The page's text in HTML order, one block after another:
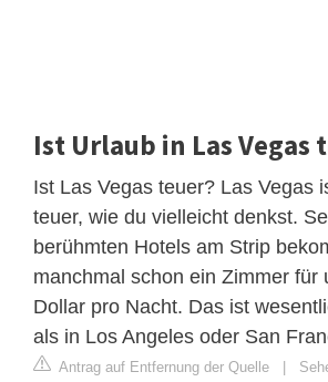
Ist Urlaub in Las Vegas
Ist Las Vegas teuer? Las Vegas
teuer, wie du vielleicht denkst.
berühmten Hotels am Strip
manchmal schon ein Zimmer für
Dollar pro Nacht. Das ist
als in Los Angeles oder San
Antrag auf Entfernung der Quelle |